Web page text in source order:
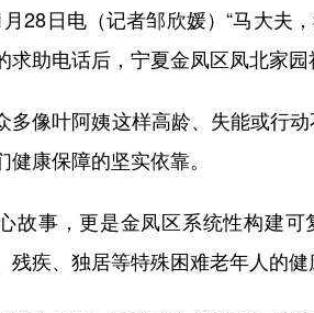
日电（记者邹欣媛）“马大夫
求助电话后，宁夏金凤区凤北家
像叶阿姨这样高龄、失能或行动
康保障的坚实依靠。
事，更是金凤区系统性构建可
残疾、独居等特殊困难老年人的